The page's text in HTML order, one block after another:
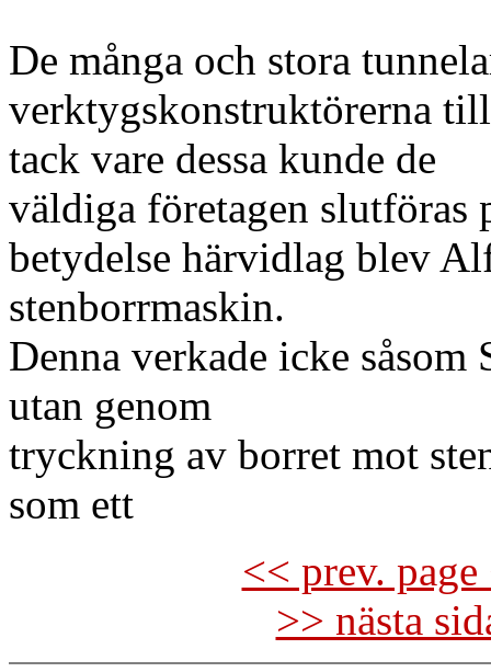
De många och stora
verktygskonstruktörerna
tack vare dessa kunde de
väldiga företagen slutföras
betydelse härvidlag blev
stenborrmaskin.
Denna verkade icke
utan genom
tryckning av borret mot
som ett
<< prev.
>> nästa